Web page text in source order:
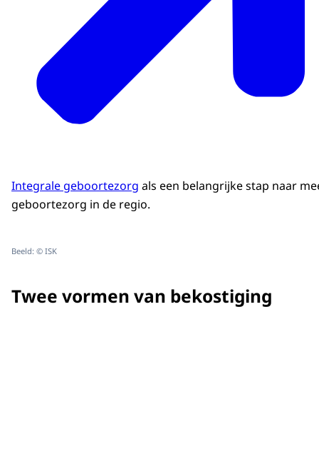
Integrale geboortezorg als een belangrijke stap naar
geboortezorg in de regio.
Beeld: © ISK
Twee vormen van bekostiging